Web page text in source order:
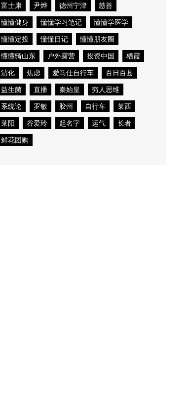
富士康
尹烨 德州宁津
慈善
懂懂健身
懂懂学习笔记
懂懂学医学
懂懂定投
懂懂日记
懂懂朋友圈
懂懂骑山东
户外露营 投资中国
栖霞
沾化
焦虑 爱马仕自行车
百日百县
益生菌
直播 秦始皇
穷人思维
系统论
罗敏 胶州 自行车
莱西
莱阳
谷爱玲 起名字 运气
长者
鲜花团购